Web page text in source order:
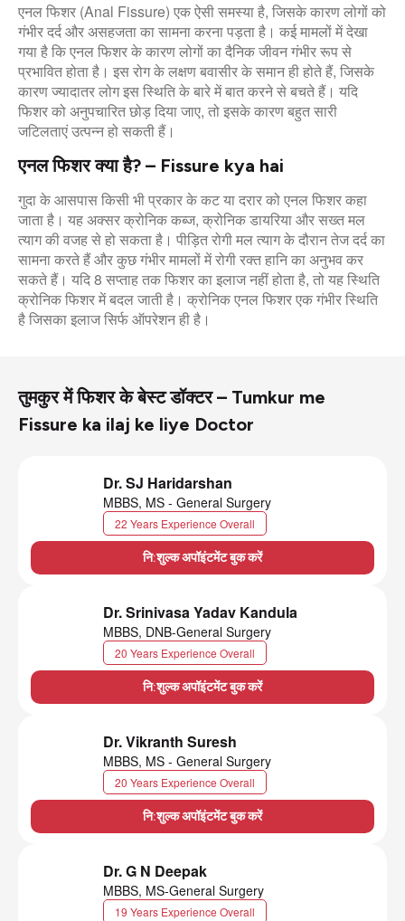
एनल फिशर (Anal Fissure) एक ऐसी समस्या है, जिसके कारण लोगों को
गंभीर दर्द और असहजता का सामना करना पड़ता है। कई मामलों में देखा
गया है कि एनल फिशर के कारण लोगों का दैनिक जीवन गंभीर रूप से
प्रभावित होता है। इस रोग के लक्षण बवासीर के समान ही होते हैं, जिसके
कारण ज्यादातर लोग इस स्थिति के बारे में बात करने से बचते हैं। यदि
फिशर को अनुपचारित छोड़ दिया जाए, तो इसके कारण बहुत सारी
जटिलताएं उत्पन्न हो सकती हैं।
एनल फिशर क्या है? – Fissure kya hai
गुदा के आसपास किसी भी प्रकार के कट या दरार को एनल फिशर कहा
जाता है। यह अक्सर क्रोनिक कब्ज, क्रोनिक डायरिया और सख्त मल
त्याग की वजह से हो सकता है। पीड़ित रोगी मल त्याग के दौरान तेज दर्द का
सामना करते हैं और कुछ गंभीर मामलों में रोगी रक्त हानि का अनुभव कर
सकते हैं। यदि 8 सप्ताह तक फिशर का इलाज नहीं होता है, तो यह स्थिति
क्रोनिक फिशर में बदल जाती है। क्रोनिक एनल फिशर एक गंभीर स्थिति
है जिसका इलाज सिर्फ ऑपरेशन ही है।
तुमकुर में फिशर के बेस्ट डॉक्टर – Tumkur me
Fissure ka ilaj ke liye Doctor
Dr. SJ Haridarshan
MBBS, MS - General Surgery
22 Years Experience Overall
नि:शुल्क अपॉइंटमेंट बुक करें
Dr. Srinivasa Yadav Kandula
MBBS, DNB-General Surgery
20 Years Experience Overall
नि:शुल्क अपॉइंटमेंट बुक करें
Dr. Vikranth Suresh
MBBS, MS - General Surgery
20 Years Experience Overall
नि:शुल्क अपॉइंटमेंट बुक करें
Dr. G N Deepak
MBBS, MS-General Surgery
19 Years Experience Overall